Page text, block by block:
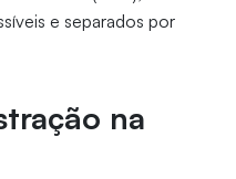
e separados por
na